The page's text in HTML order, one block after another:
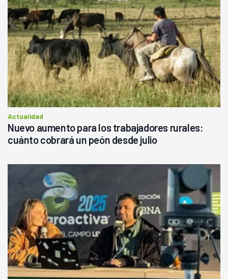
Actualidad
Nuevo aumento para los trabajadores rurales:
cuánto cobrará un peón desde julio